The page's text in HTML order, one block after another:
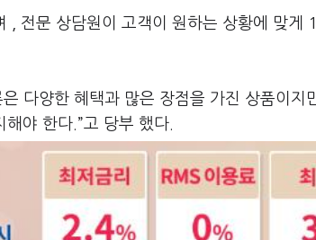
, 전문 상담원이 고객이 원하는 상황에 맞게
다양한 혜택과 많은 장점을 가진 상품이지
야 한다.”고 당부 했다.